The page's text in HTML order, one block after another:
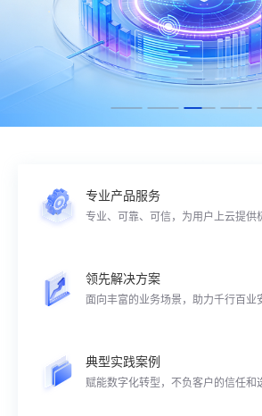
专业产品服务
专业、可靠、可信，为用户上云提供
领先解决方案
面向丰富的业务场景，助力千行百业
典型实践案例
赋能数字化转型，不负客户的信任和